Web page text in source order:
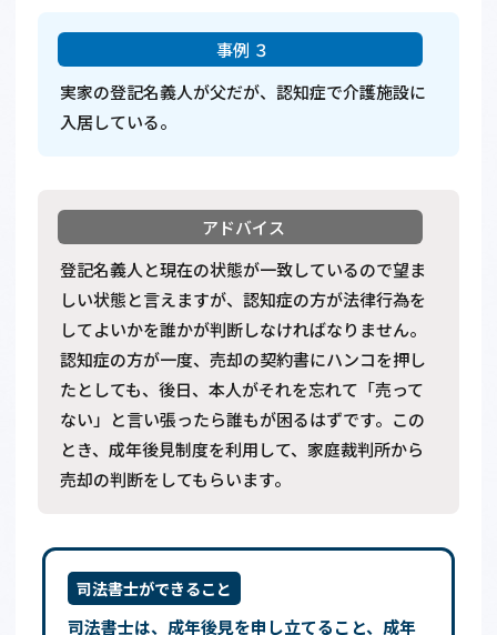
実家の登記名義人が父だが、認知症で介護施設に
入居している。
登記名義人と現在の状態が一致しているので望ま
しい状態と言えますが、認知症の方が法律行為を
してよいかを誰かが判断しなければなりません。
認知症の方が一度、売却の契約書にハンコを押し
たとしても、後日、本人がそれを忘れて「売って
ない」と言い張ったら誰もが困るはずです。この
とき、成年後見制度を利用して、家庭裁判所から
売却の判断をしてもらいます。
司法書士ができること
司法書士は、成年後見を申し立てること、成年